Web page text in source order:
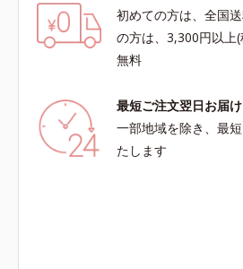
初めての方は、全国
の方は、3,300円以上
無料
最短ご注文翌日お届け
一部地域を除き、最
たします